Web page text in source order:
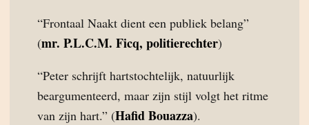
“Frontaal Naakt dient een publiek belang”
(mr. P.L.C.M. Ficq, politierechter)
“Peter schrijft hartstochtelijk, natuurlijk
beargumenteerd, maar zijn stijl volgt het ritme
van zijn hart.” (Hafid Bouazza).